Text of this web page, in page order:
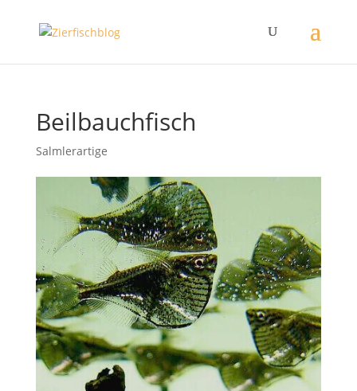
Beilbauchfisch
Salmlerartige